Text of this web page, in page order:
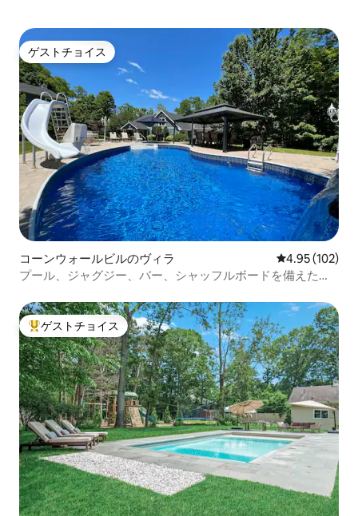
ゲストチョイス
ゲストチョイス
コーンウォールビルのヴィラ レビュー102
4.95 (102)
プール、ジャグジー、バー、シャッフルボードを備えたカ
大好評のゲストチョイスです。
ゲストチョイス